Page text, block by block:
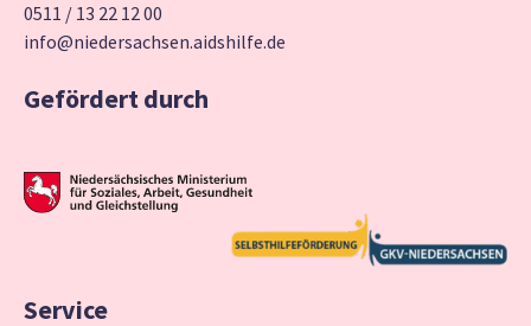
0511 / 13 22 12 00
info@niedersachsen.aidshilfe.de
Gefördert durch
Service